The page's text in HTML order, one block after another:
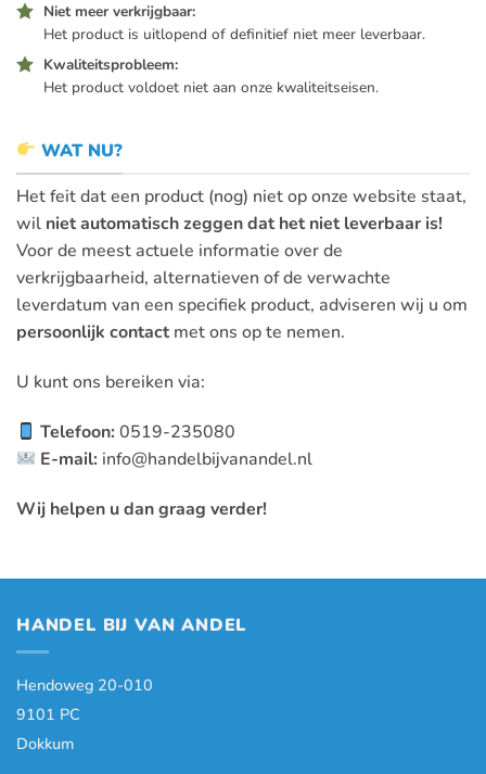
Niet meer verkrijgbaar:
Het product is uitlopend of definitief niet meer leverbaar.
Kwaliteitsprobleem:
Het product voldoet niet aan onze kwaliteitseisen.
WAT NU?
Het feit dat een product (nog) niet op onze website staat,
wil niet automatisch zeggen dat het niet leverbaar is!
Voor de meest actuele informatie over de
verkrijgbaarheid, alternatieven of de verwachte
leverdatum van een specifiek product, adviseren wij u om
persoonlijk contact met ons op te nemen.
U kunt ons bereiken via:
Telefoon: 0519-235080
E-mail: info@handelbijvanandel.nl
Wij helpen u dan graag verder!
HANDEL BIJ VAN ANDEL
Hendoweg 20-010
9101 PC
Dokkum